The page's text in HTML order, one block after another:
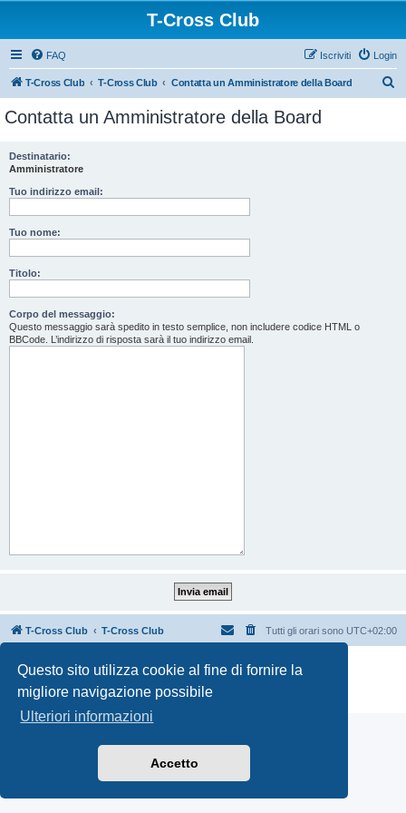
Questo sito utilizza cookie al fine di fornire la
migliore navigazione possibile
Ulteriori informazioni
Accetto
T-Cross Club
FAQ Login
Iscriviti
T-Cross Club T-Cross Club Contatta un Amministratore della Board
Contatta un Amministratore della Board
Destinatario:
Amministratore
Tuo indirizzo email:
Tuo nome:
Titolo:
Corpo del messaggio:
Questo messaggio sarà spedito in testo semplice, non includere codice HTML o
BBCode. L’indirizzo di risposta sarà il tuo indirizzo email.
T-Cross Club T-Cross Club Tutti gli orari sono UTC+02:00
Creato da
® Forum Software © phpBB Limited
Privacy|Condizioni